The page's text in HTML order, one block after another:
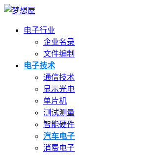
电子行业
企业名录
文件编制
电子技术
通信技术
显示光电
单片机
测试测量
智能硬件
汽车电子
消费电子